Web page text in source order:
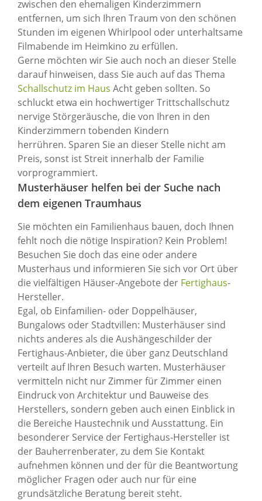
zwischen den ehemaligen Kinderzimmern
entfernen, um sich Ihren Traum von den schönen
Stunden im eigenen Whirlpool oder unterhaltsame
Filmabende im Heimkino zu erfüllen.
Gerne möchten wir Sie auch noch an dieser Stelle
darauf hinweisen, dass Sie auch auf das Thema
Schallschutz im Haus Acht geben sollten. So
schluckt etwa ein hochwertiger Trittschallschutz
nervige Störgeräusche, die von Ihren in den
Kinderzimmern tobenden Kindern
herrühren. Sparen Sie an dieser Stelle nicht am
Preis, sonst ist Streit innerhalb der Familie
vorprogrammiert.
Musterhäuser helfen bei der Suche nach
dem eigenen Traumhaus
Sie möchten ein Familienhaus bauen, doch Ihnen
fehlt noch die nötige Inspiration? Kein Problem!
Besuchen Sie doch das eine oder andere
Musterhaus und informieren Sie sich vor Ort über
die vielfältigen Häuser-Angebote der Fertighaus-
Hersteller.
Egal, ob Einfamilien- oder Doppelhäuser,
Bungalows oder Stadtvillen: Musterhäuser sind
nichts anderes als die Aushängeschilder der
Fertighaus-Anbieter, die über ganz Deutschland
verteilt auf Ihren Besuch warten. Musterhäuser
vermitteln nicht nur Zimmer für Zimmer einen
Eindruck von Architektur und Bauweise des
Herstellers, sondern geben auch einen Einblick in
die Bereiche Haustechnik und Ausstattung. Ein
besonderer Service der Fertighaus-Hersteller ist
der Bauherrenberater, zu dem Sie Kontakt
aufnehmen können und der für die Beantwortung
möglicher Fragen oder auch nur für eine
grundsätzliche Beratung bereit steht.